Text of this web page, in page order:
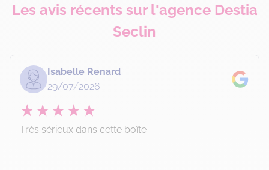
Les avis récents sur l'agence Destia
Seclin
Isabelle Renard
29/07/2026
Très sérieux dans cette boîte